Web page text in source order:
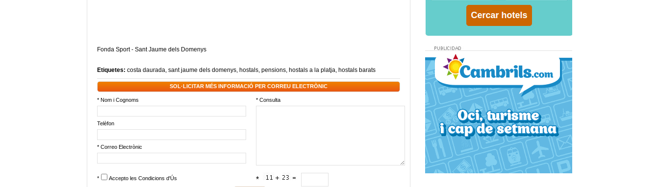
Fonda Sport - Sant Jaume dels Domenys
Etiquetes: costa daurada, sant jaume dels domenys, hostals, pensions, hostals a la platja, hostals barats
SOL·LICITAR MÉS INFORMACIÓ PER CORREU ELECTRÒNIC
* Nom i Cognoms * Consulta
Telèfon
* Correo Electrònic
* Accepto les Condicions d'Ús *